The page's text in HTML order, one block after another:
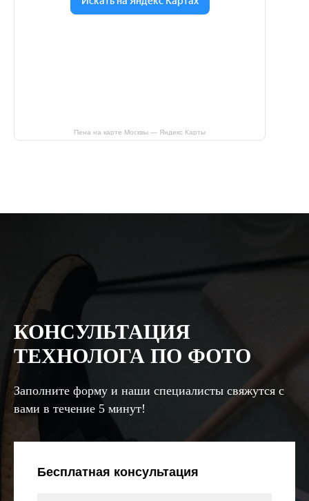
Пена на карте Москвы — Яндекс Карты
КОНСУЛЬТАЦИЯ
ТЕХНОЛОГА ПО ФОТО
Заполните форму и наши специалисты свяжутся с
вами в течение 5 минут!
Бесплатная консультация